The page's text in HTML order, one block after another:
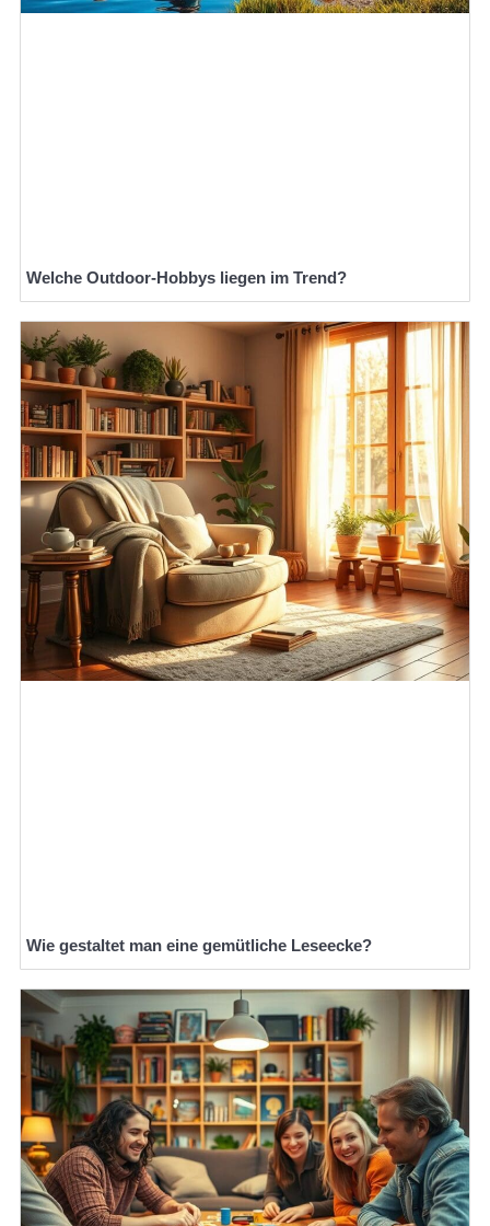
Welche Outdoor-Hobbys liegen im Trend?
Wie gestaltet man eine gemütliche Leseecke?